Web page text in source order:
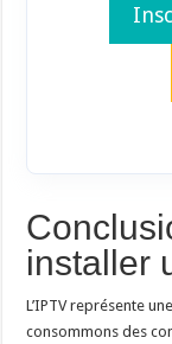
installer
L’IPTV représente
consommons des